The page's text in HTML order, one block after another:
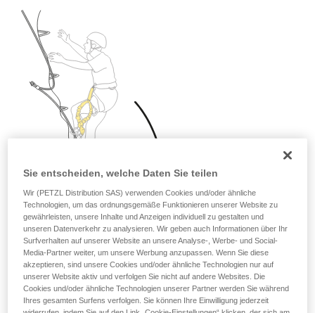
Sie entscheiden, welche Daten Sie teilen
Wir (PETZL Distribution SAS) verwenden Cookies und/oder ähnliche
Technologien, um das ordnungsgemäße Funktionieren unserer Website zu
gewährleisten, unsere Inhalte und Anzeigen individuell zu gestalten und
unseren Datenverkehr zu analysieren. Wir geben auch Informationen über Ihr
Surfverhalten auf unserer Website an unsere Analyse-, Werbe- und Social-
Media-Partner weiter, um unsere Werbung anzupassen. Wenn Sie diese
akzeptieren, sind unsere Cookies und/oder ähnliche Technologien nur auf
unserer Website aktiv und verfolgen Sie nicht auf andere Websites. Die
Cookies und/oder ähnliche Technologien unserer Partner werden Sie während
Ihres gesamten Surfens verfolgen. Sie können Ihre Einwilligung jederzeit